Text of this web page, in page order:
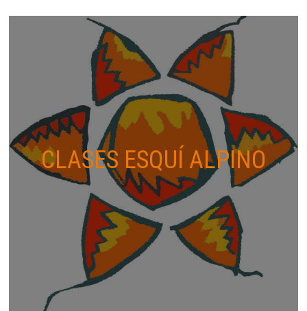
CLASES ESQUÍ ALPINO